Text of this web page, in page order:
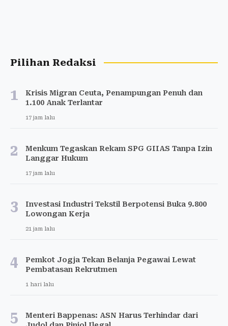
Pilihan Redaksi
1
Krisis Migran Ceuta, Penampungan Penuh dan
1.100 Anak Terlantar
17 jam lalu
2
Menkum Tegaskan Rekam SPG GIIAS Tanpa Izin
Langgar Hukum
17 jam lalu
3
Investasi Industri Tekstil Berpotensi Buka 9.800
Lowongan Kerja
21 jam lalu
4
Pemkot Jogja Tekan Belanja Pegawai Lewat
Pembatasan Rekrutmen
1 hari lalu
5
Menteri Bappenas: ASN Harus Terhindar dari